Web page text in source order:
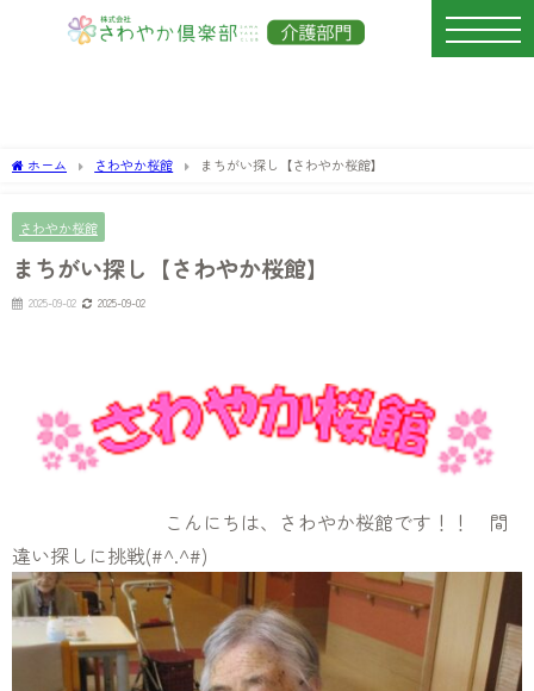
ホーム さわやか桜館 まちがい探し【さわやか桜館】
さわやか桜館
まちがい探し【さわやか桜館】
2025-09-02 2025-09-02
こんにちは、さわやか桜館です！！ 間
違い探しに挑戦(#^.^#)